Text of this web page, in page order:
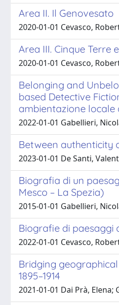
Area II. Il Genovesato
2020-01-01 Cevasco,
Area III. Cinque Terre
2020-01-01 Cevasco,
Belonging and
based Detective
ambientazione
2022-01-01 Gabellieri,
Between authenticity
2023-01-01 De Santi,
Biografia di un
Mesco – La Spezia)
2015-01-01 Gabellieri,
Biografie di paesaggi
2022-01-01 Cevasco,
Bridging
1895–1914
2021-01-01 Dai Prà, Elena;